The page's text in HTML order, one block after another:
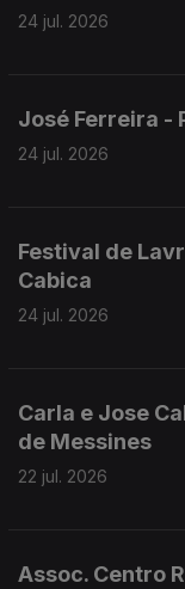
24 jul. 2026
José Ferreira -
24 jul. 2026
Festival de
Cabica
24 jul. 2026
Carla e Jose
de Messines
22 jul. 2026
Assoc. Centro